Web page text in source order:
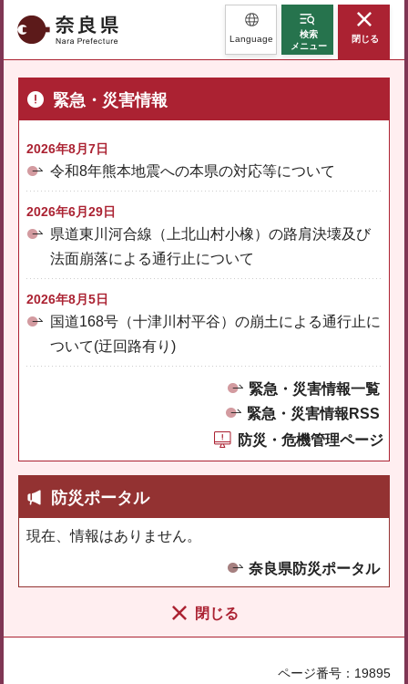
奈良県 Language
検索
メニュー
閉じる
緊急・災害情報
2026年8月7日
令和8年熊本地震への本県の対応等について
2026年6月29日
県道東川河合線（上北山村小橡）の路肩決壊及び
法面崩落による通行止について
2026年8月5日
国道168号（十津川村平谷）の崩土による通行止に
ついて(迂回路有り)
緊急・災害情報一覧
緊急・災害情報RSS
防災・危機管理ページ
防災ポータル
現在、情報はありません。
奈良県防災ポータル
閉じる
ページ番号：19895